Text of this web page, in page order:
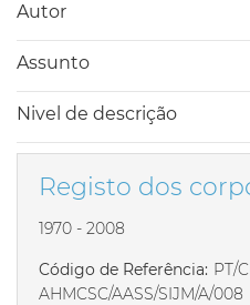
Autor
Assunto
Nivel de descrição
Registo dos
1970 - 2008
Código de Referência: PT/
AHMCSC/AASS/SIJM/A/008